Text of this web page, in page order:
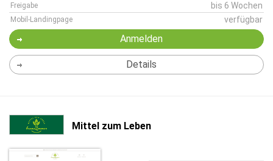
Freigabe bis 6 Wochen
Mobil-Landingpage verfügbar
Anmelden
Details
Mittel zum Leben